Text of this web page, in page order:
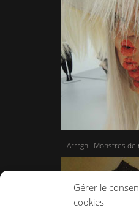
Gérer le
cookies
Arrrgh ! Monstres de